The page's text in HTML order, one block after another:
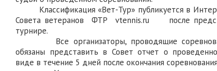
Классификация «Вет-Тур» публикуется в
Совета ветеранов ФТР vtennis.ru после
турнире.
Все организаторы, проводящие
обязаны представить в Совет отчет о
виде в течение 5 дней после окончания